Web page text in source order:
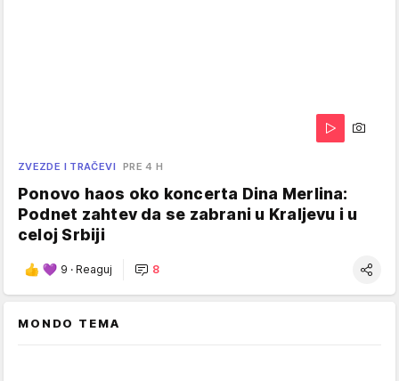
ZVEZDE I TRAČEVI PRE 4 H
Ponovo haos oko koncerta Dina Merlina:
Podnet zahtev da se zabrani u Kraljevu i u
celoj Srbiji
9 · Reaguj 8
MONDO TEMA